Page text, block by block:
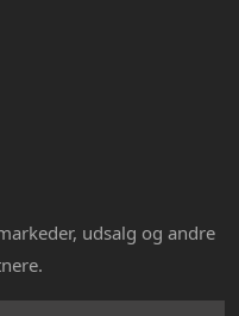
udsalg og andre